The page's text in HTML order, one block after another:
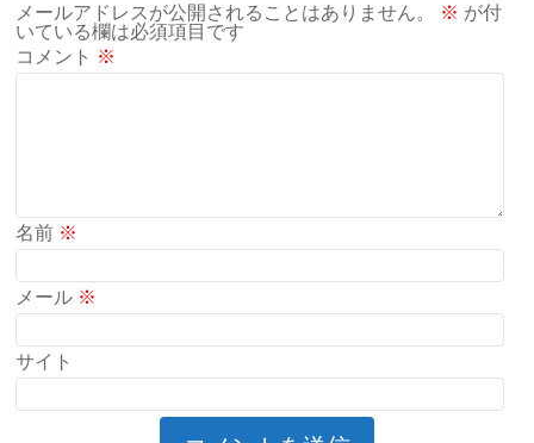
メールアドレスが公開されることはありません。 ※ が付
いている欄は必須項目です
コメント ※
名前 ※
メール ※
サイト